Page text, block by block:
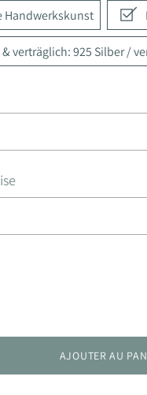
Handwerkskunst
verträglich: 925 Silber /
AJOUTER AU